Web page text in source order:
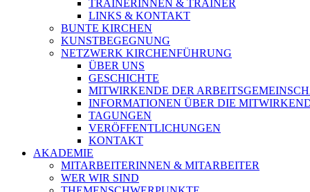
TRAINERINNEN & TRAINER
LINKS & KONTAKT
BUNTE KIRCHEN
KUNSTBEGEGNUNG
NETZWERK KIRCHENFÜHRUNG
ÜBER UNS
GESCHICHTE
MITWIRKENDE DER
INFORMATIONEN ÜBER DIE
TAGUNGEN
VERÖFFENTLICHUNGEN
KONTAKT
AKADEMIE
MITARBEITERINNEN & MITARBEITER
WER WIR SIND